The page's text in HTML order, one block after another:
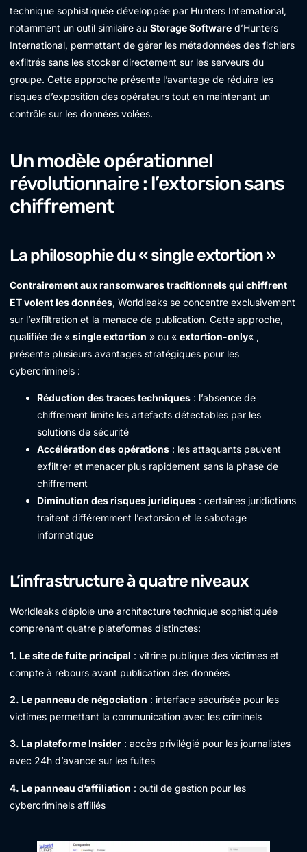
technique sophistiquée développée par Hunters International,
notamment un outil similaire au Storage Software d’Hunters
International, permettant de gérer les métadonnées des fichiers
exfiltrés sans les stocker directement sur les serveurs du
groupe. Cette approche présente l’avantage de réduire les
risques d’exposition des opérateurs tout en maintenant un
contrôle sur les données volées.
Un modèle opérationnel
révolutionnaire : l’extorsion sans
chiffrement
La philosophie du « single extortion »
Contrairement aux ransomwares traditionnels qui chiffrent
ET volent les données, Worldleaks se concentre exclusivement
sur l’exfiltration et la menace de publication. Cette approche,
qualifiée de « single extortion » ou « extortion-only« ,
présente plusieurs avantages stratégiques pour les
cybercriminels :
Réduction des traces techniques : l’absence de
chiffrement limite les artefacts détectables par les
solutions de sécurité
Accélération des opérations : les attaquants peuvent
exfiltrer et menacer plus rapidement sans la phase de
chiffrement
Diminution des risques juridiques : certaines juridictions
traitent différemment l’extorsion et le sabotage
informatique
L’infrastructure à quatre niveaux
Worldleaks déploie une architecture technique sophistiquée
comprenant quatre plateformes distinctes:
1. Le site de fuite principal : vitrine publique des victimes et
compte à rebours avant publication des données
2. Le panneau de négociation : interface sécurisée pour les
victimes permettant la communication avec les criminels
3. La plateforme Insider : accès privilégié pour les journalistes
avec 24h d’avance sur les fuites
4. Le panneau d’affiliation : outil de gestion pour les
cybercriminels affiliés